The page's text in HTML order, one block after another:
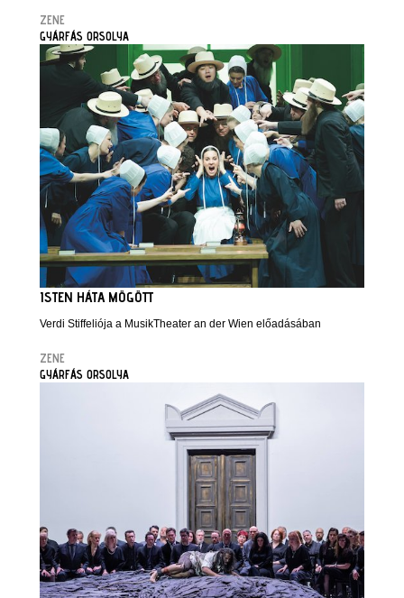
ZENE
GYÁRFÁS ORSOLYA
ISTEN HÁTA MÖGÖTT
Verdi Stiffeliója a MusikTheater an der Wien előadásában
ZENE
GYÁRFÁS ORSOLYA